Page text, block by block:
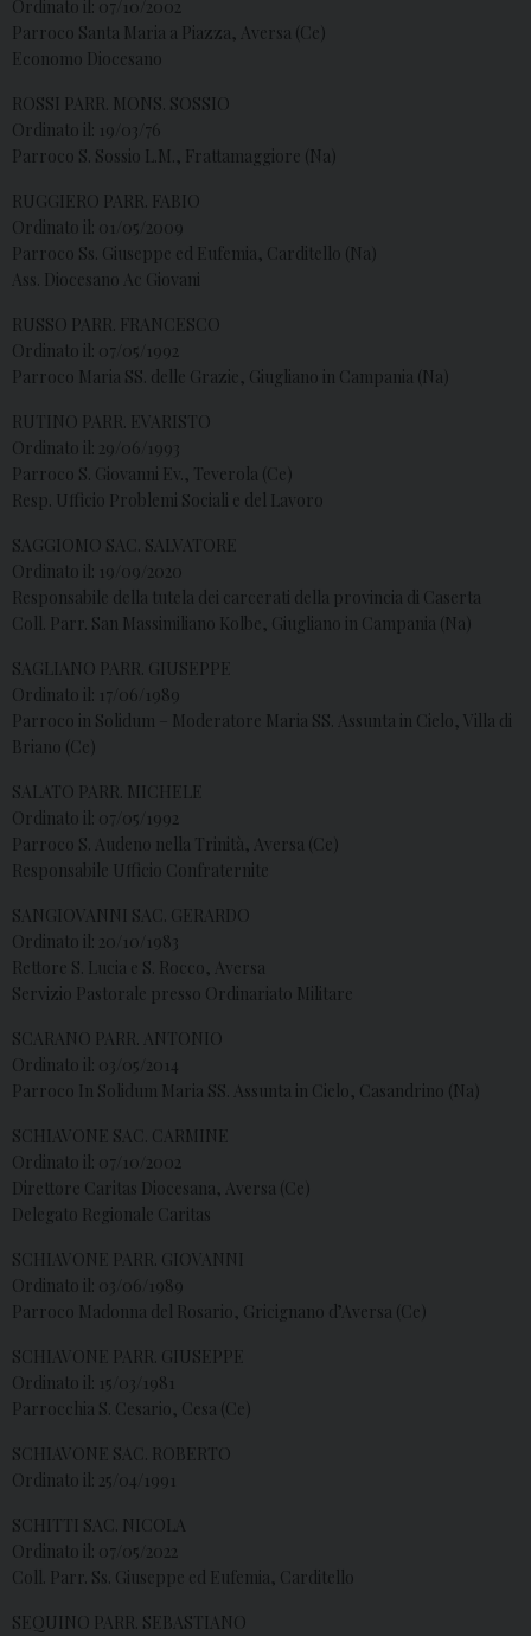
Ordinato il: 07/10/2002
Parroco Santa Maria a Piazza, Aversa (Ce)
Economo Diocesano
ROSSI PARR. MONS. SOSSIO
Ordinato il: 19/03/76
Parroco S. Sossio L.M., Frattamaggiore (Na)
RUGGIERO PARR. FABIO
Ordinato il: 01/05/2009
Parroco Ss. Giuseppe ed Eufemia, Carditello (Na)
Ass. Diocesano Ac Giovani
RUSSO PARR. FRANCESCO
Ordinato il: 07/05/1992
Parroco Maria SS. delle Grazie, Giugliano in Campania (Na)
RUTINO PARR. EVARISTO
Ordinato il: 29/06/1993
Parroco S. Giovanni Ev., Teverola (Ce)
Resp. Ufficio Problemi Sociali e del Lavoro
SAGGIOMO SAC. SALVATORE
Ordinato il: 19/09/2020
Responsabile della tutela dei carcerati della provincia di Caserta
Coll. Parr. San Massimiliano Kolbe, Giugliano in Campania (Na)
SAGLIANO PARR. GIUSEPPE
Ordinato il: 17/06/1989
Parroco in Solidum – Moderatore Maria SS. Assunta in Cielo, Villa di
Briano (Ce)
SALATO PARR. MICHELE
Ordinato il: 07/05/1992
Parroco S. Audeno nella Trinità, Aversa (Ce)
Responsabile Ufficio Confraternite
SANGIOVANNI SAC. GERARDO
Ordinato il: 20/10/1983
Rettore S. Lucia e S. Rocco, Aversa
Servizio Pastorale presso Ordinariato Militare
SCARANO PARR. ANTONIO
Ordinato il: 03/05/2014
Parroco In Solidum Maria SS. Assunta in Cielo, Casandrino (Na)
SCHIAVONE SAC. CARMINE
Ordinato il: 07/10/2002
Direttore Caritas Diocesana, Aversa (Ce)
Delegato Regionale Caritas
SCHIAVONE PARR. GIOVANNI
Ordinato il: 03/06/1989
Parroco Madonna del Rosario, Gricignano d’Aversa (Ce)
SCHIAVONE PARR. GIUSEPPE
Ordinato il: 15/03/1981
Parrocchia S. Cesario, Cesa (Ce)
SCHIAVONE SAC. ROBERTO
Ordinato il: 25/04/1991
SCHITTI SAC. NICOLA
Ordinato il: 07/05/2022
Coll. Parr. Ss. Giuseppe ed Eufemia, Carditello
SEQUINO PARR. SEBASTIANO